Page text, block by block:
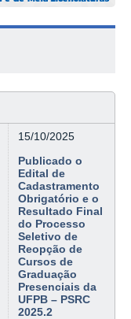
15/10/2025
Publicado o
Edital de
Cadastramento
Obrigatório e o
Resultado Final
do Processo
Seletivo de
Reopção de
Cursos de
Graduação
Presenciais da
UFPB – PSRC
2025.2